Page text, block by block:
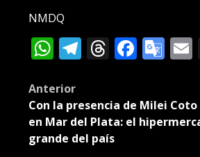
NMDQ
WhatsApp
Telegram
Threads
Post
navigation
Anterior
Con la presencia de Milei
en Mar del Plata: el
grande del país